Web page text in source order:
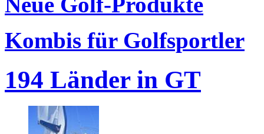
Kombis für Golfsportler
194 Länder in GT